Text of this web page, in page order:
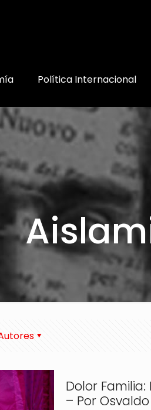
Política Internacional
Dolor
– Por